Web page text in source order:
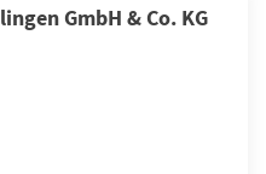
GmbH & Co. KG